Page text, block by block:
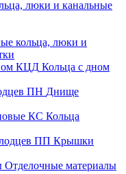
люки и канальные
кольца, люки и
Кольца с дном
Днище
Кольца
Крышки
Отделочные материалы